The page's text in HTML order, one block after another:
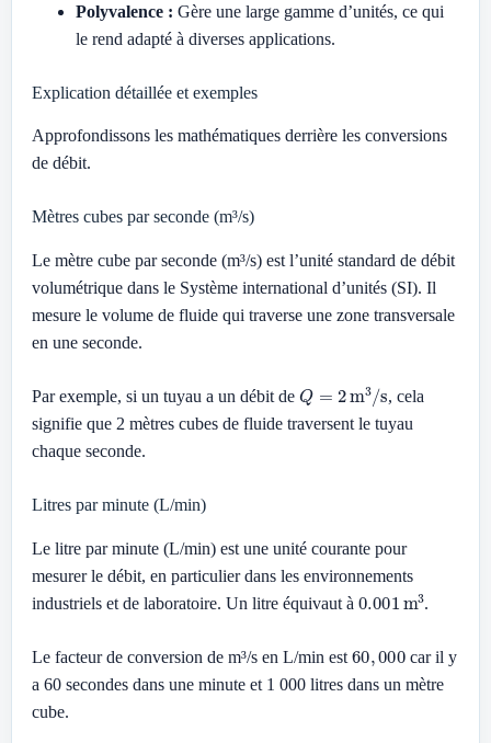
Polyvalence : Gère une large gamme d’unités, ce qui
le rend adapté à diverses applications.
Explication détaillée et exemples
Approfondissons les mathématiques derrière les conversions
de débit.
Mètres cubes par seconde (m³/s)
Le mètre cube par seconde (m³/s) est l’unité standard de débit
volumétrique dans le Système international d’unités (SI). Il
mesure le volume de fluide qui traverse une zone transversale
en une seconde.
Par exemple, si un tuyau a un débit de Q m s
, cela
signifie que 2 mètres cubes de fluide traversent le tuyau
chaque seconde.
Litres par minute (L/min)
Le litre par minute (L/min) est une unité courante pour
mesurer le débit, en particulier dans les environnements
industriels et de laboratoire. Un litre équivaut à 0.001 3.
Le facteur de conversion de m³/s en L/min est 60 000car il y
a 60 secondes dans une minute et 1 000 litres dans un mètre
cube.